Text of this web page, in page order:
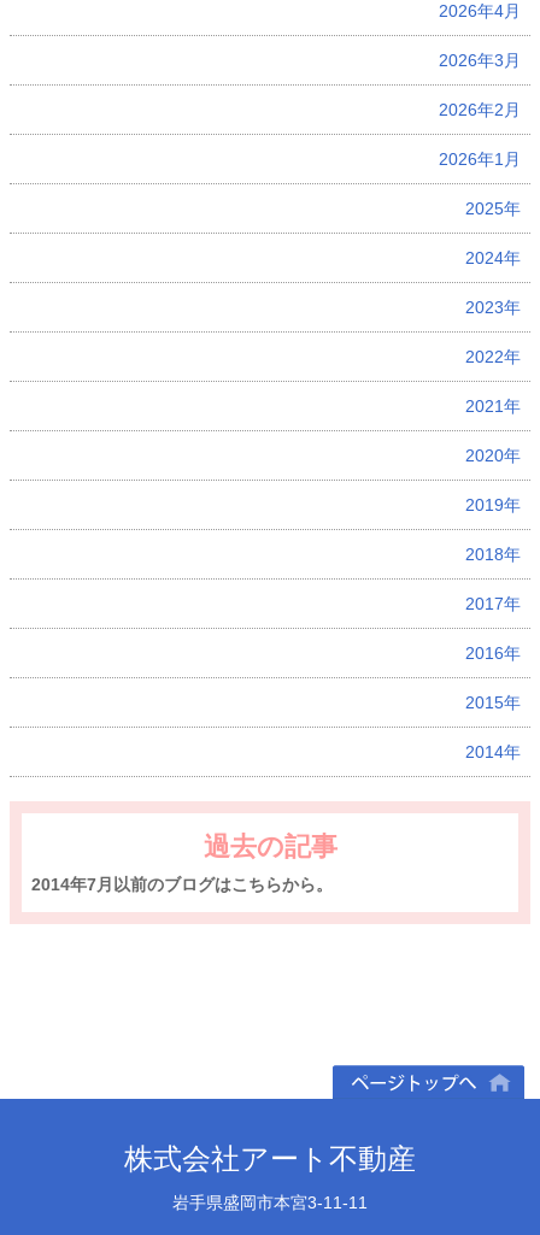
2026年4月
2026年3月
2026年2月
2026年1月
2025年
2024年
2023年
2022年
2021年
2020年
2019年
2018年
2017年
2016年
2015年
2014年
過去の記事
2014年7月以前のブログはこちらから。
株式会社アート不動産
岩手県盛岡市本宮3-11-11